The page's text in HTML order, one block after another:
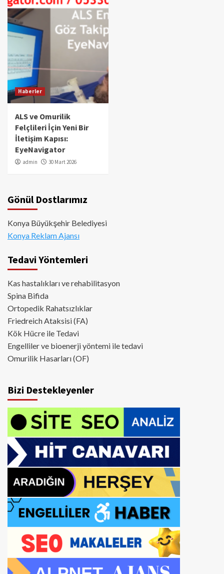
Haberler
ALS ve Omurilik
Felçlileri İçin Yeni Bir
İletişim Kapısı:
EyeNavigator
admin 30 Mart 2026
Gönül Dostlarımız
Konya Büyükşehir Belediyesi
Konya Reklam Ajansı
Tedavi Yöntemleri
Kas hastalıkları ve rehabilitasyon
Spina Bifida
Ortopedik Rahatsızlıklar
Friedreich Ataksisi (FA)
Kök Hücre ile Tedavi
Engelliler ve bioenerji yöntemi ile tedavi
Omurilik Hasarları (OF)
Bizi Destekleyenler